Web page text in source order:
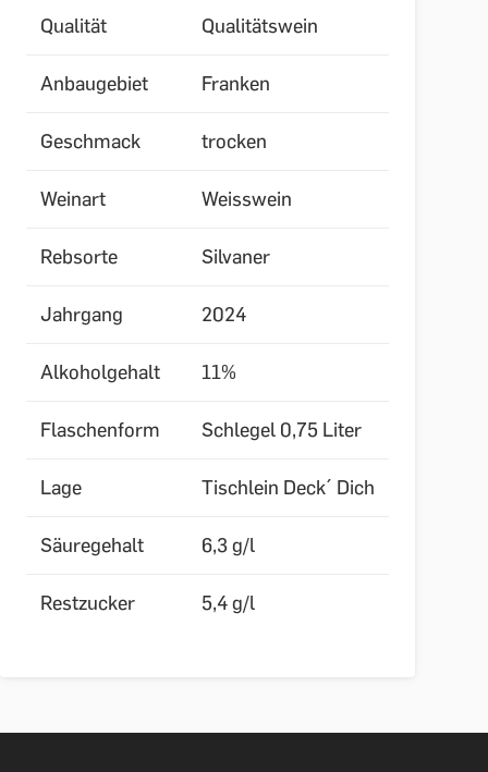
Qualität Qualitätswein
Anbaugebiet Franken
Geschmack trocken
Weinart Weisswein
Rebsorte Silvaner
Jahrgang 2024
Alkoholgehalt 11%
Flaschenform Schlegel 0,75 Liter
Lage Tischlein Deck´ Dich
Säuregehalt 6,3 g/l
Restzucker 5,4 g/l